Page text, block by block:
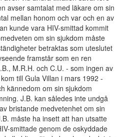
avser samtalat med läkare om sin
mellan honom och var och en av
kunde vara HIV-smittad kommit
om sin sjukdom måste
betraktas som uteslutet
framstår som en ren
M.R.H. och C.U. - som ingen av
till Gula Villan i mars 1992 -
kännedom om sin sjukdom
J.B. kan således inte undgå
bristande medvetenhet om sin
måste ha insett att han utsatte
smittade genom de oskyddade